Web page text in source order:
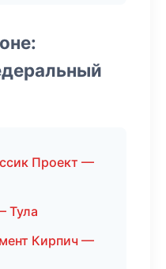
Проект —
Тула
Кирпич —